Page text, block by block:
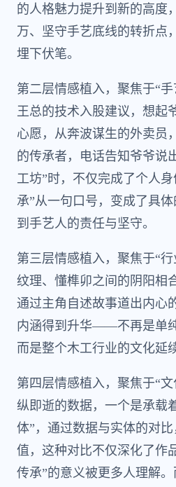
的人格魅力提升到新的高度
万、坚守手艺底线的转折点
埋下伏笔。
第二层情感植入，聚焦于“
王总的技术入股建议，想起
心愿，从奔波谋生的外卖员
的传承者，电话告知爷爷说
工坊”时，不仅完成了个人
承”从一句口号，变成了具
到手艺人的责任与坚守。
第三层情感植入，聚焦于“
纹理、懂榫卯之间的阴阳相
通过主角自述故事道出内心
内涵得到升华——不再是单纯
而是整个木工行业的文化延
第四层情感植入，聚焦于“
纵即逝的数据，一个是承载
体”，通过数据与实体的对
值，这种对比不仅深化了作
传承”的意义被更多人理解